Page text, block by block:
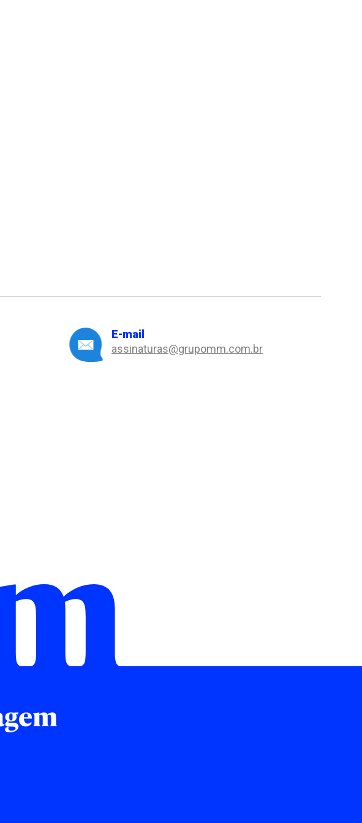
E-mail
assinaturas@grupomm.com.br